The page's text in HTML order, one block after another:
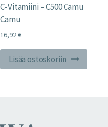
C-Vitamiini – C500 Camu
Camu
16,92€
Lisää ostoskoriin